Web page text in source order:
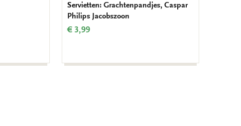
Servietten: Grachtenpandjes, Caspar
Philips Jacobszoon
€ 3,99